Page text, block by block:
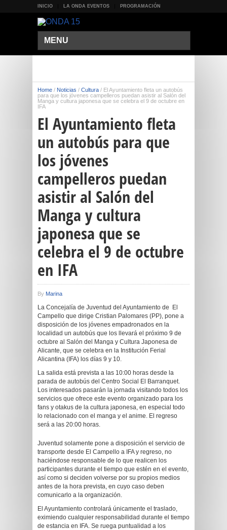
INICIO LA ONDA EVENTOS PROGRAMACIÓN
MENU
Home / Noticias / Cultura / El Ayuntamiento fleta un autobús
para que los jóvenes campelleros puedan asistir al Salón del
Manga y cultura japonesa que se celebra el 9 de octubre en
IFA
El Ayuntamiento fleta
un autobús para que
los jóvenes
campelleros puedan
asistir al Salón del
Manga y cultura
japonesa que se
celebra el 9 de octubre
en IFA
By Marina
La Concejalía de Juventud del Ayuntamiento de El
Campello que dirige Cristian Palomares (PP), pone a
disposición de los jóvenes empadronados en la
localidad un autobús que los llevará el próximo 9 de
octubre al Salón del Manga y Cultura Japonesa de
Alicante, que se celebra en la Institución Ferial
Alicantina (IFA) los días 9 y 10.
La salida está prevista a las 10:00 horas desde la
parada de autobús del Centro Social El Barranquet.
Los interesados pasarán la jornada visitando todos los
servicios que ofrece este evento organizado para los
fans y otakus de la cultura japonesa, en especial todo
lo relacionado con el manga y el anime. El regreso
será a las 20:00 horas.
Juventud solamente pone a disposición el servicio de
transporte desde El Campello a IFA y regreso, no
haciéndose responsable de lo que realicen los
participantes durante el tiempo que estén en el evento,
así como si deciden volverse por su propios medios
antes de la hora prevista, en cuyo caso deben
comunicarlo a la organización.
El Ayuntamiento controlará únicamente el traslado,
eximiendo cualquier responsabilidad durante el tiempo
de estancia en IFA. Se ruega puntualidad a los